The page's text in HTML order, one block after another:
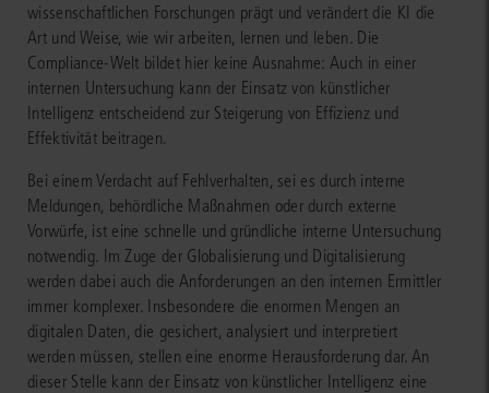
wissenschaftlichen Forschungen prägt und verändert die KI die
Art und Weise, wie wir arbeiten, lernen und leben. Die
Compliance-Welt bildet hier keine Ausnahme: Auch in einer
internen Untersuchung kann der Einsatz von künstlicher
Intelligenz entscheidend zur Steigerung von Effizienz und
Effektivität beitragen.
Bei einem Verdacht auf Fehlverhalten, sei es durch interne
Meldungen, behördliche Maßnahmen oder durch externe
Vorwürfe, ist eine schnelle und gründliche interne Untersuchung
notwendig. Im Zuge der Globalisierung und Digitalisierung
werden dabei auch die Anforderungen an den internen Ermittler
immer komplexer. Insbesondere die enormen Mengen an
digitalen Daten, die gesichert, analysiert und interpretiert
werden müssen, stellen eine enorme Herausforderung dar. An
dieser Stelle kann der Einsatz von künstlicher Intelligenz eine